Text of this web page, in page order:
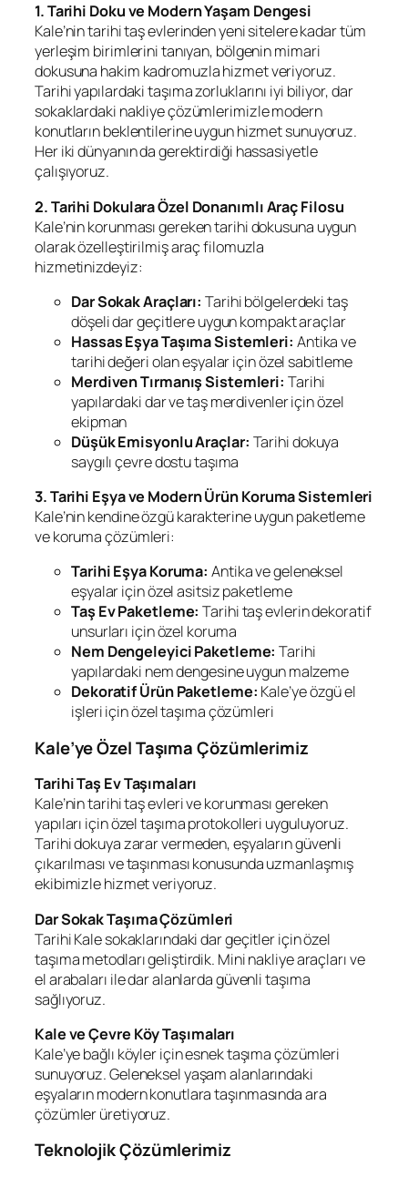
1. Tarihi Doku ve Modern Yaşam Dengesi
Kale’nin tarihi taş evlerinden yeni sitelere kadar tüm
yerleşim birimlerini tanıyan, bölgenin mimari
dokusuna hakim kadromuzla hizmet veriyoruz.
Tarihi yapılardaki taşıma zorluklarını iyi biliyor, dar
sokaklardaki nakliye çözümlerimizle modern
konutların beklentilerine uygun hizmet sunuyoruz.
Her iki dünyanın da gerektirdiği hassasiyetle
çalışıyoruz.
2. Tarihi Dokulara Özel Donanımlı Araç Filosu
Kale’nin korunması gereken tarihi dokusuna uygun
olarak özelleştirilmiş araç filomuzla
hizmetinizdeyiz:
Dar Sokak Araçları: Tarihi bölgelerdeki taş
döşeli dar geçitlere uygun kompakt araçlar
Hassas Eşya Taşıma Sistemleri: Antika ve
tarihi değeri olan eşyalar için özel sabitleme
Merdiven Tırmanış Sistemleri: Tarihi
yapılardaki dar ve taş merdivenler için özel
ekipman
Düşük Emisyonlu Araçlar: Tarihi dokuya
saygılı çevre dostu taşıma
3. Tarihi Eşya ve Modern Ürün Koruma Sistemleri
Kale’nin kendine özgü karakterine uygun paketleme
ve koruma çözümleri:
Tarihi Eşya Koruma: Antika ve geleneksel
eşyalar için özel asitsiz paketleme
Taş Ev Paketleme: Tarihi taş evlerin dekoratif
unsurları için özel koruma
Nem Dengeleyici Paketleme: Tarihi
yapılardaki nem dengesine uygun malzeme
Dekoratif Ürün Paketleme: Kale’ye özgü el
işleri için özel taşıma çözümleri
Kale’ye Özel Taşıma Çözümlerimiz
Tarihi Taş Ev Taşımaları
Kale’nin tarihi taş evleri ve korunması gereken
yapıları için özel taşıma protokolleri uyguluyoruz.
Tarihi dokuya zarar vermeden, eşyaların güvenli
çıkarılması ve taşınması konusunda uzmanlaşmış
ekibimizle hizmet veriyoruz.
Dar Sokak Taşıma Çözümleri
Tarihi Kale sokaklarındaki dar geçitler için özel
taşıma metodları geliştirdik. Mini nakliye araçları ve
el arabaları ile dar alanlarda güvenli taşıma
sağlıyoruz.
Kale ve Çevre Köy Taşımaları
Kale’ye bağlı köyler için esnek taşıma çözümleri
sunuyoruz. Geleneksel yaşam alanlarındaki
eşyaların modern konutlara taşınmasında ara
çözümler üretiyoruz.
Teknolojik Çözümlerimiz